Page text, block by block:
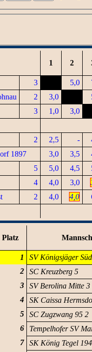
1 2
3 5,0
2 3,0
3 1,0
3,0
2 2,5 -
1897 3,0 3,5
5 5,0 4,5
4 4,0 3,0
2 4,0 4,0
Platz
1
SV Königsjäger
2
SC Kreuzberg 5
3
SV Berolina Mitte 3
4
SK Caissa
5
SC Zugzwang 95 2
6
Tempelhofer SV
7
SK König Tegel